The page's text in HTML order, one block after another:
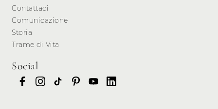
Contattaci
Comunicazione
Storia
Trame di Vita
Social